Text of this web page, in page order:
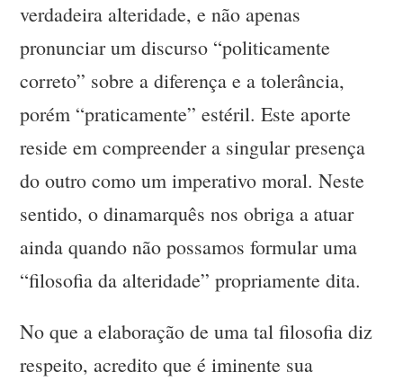
verdadeira alteridade, e não apenas
pronunciar um discurso “politicamente
correto” sobre a diferença e a tolerância,
porém “praticamente” estéril. Este aporte
reside em compreender a singular presença
do outro como um imperativo moral. Neste
sentido, o dinamarquês nos obriga a atuar
ainda quando não possamos formular uma
“filosofia da alteridade” propriamente dita.
No que a elaboração de uma tal filosofia diz
respeito, acredito que é iminente sua